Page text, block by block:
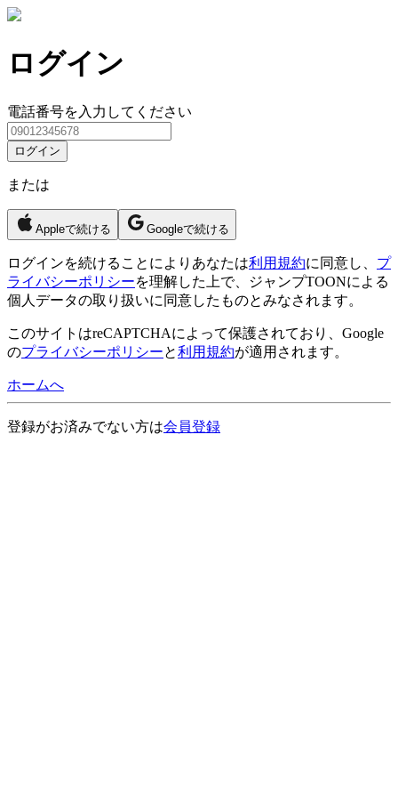
ログイン
電話番号を入力してください
ログイン
または
Appleで続ける Googleで続ける
ログインを続けることによりあなたは利用規約に同意し、 プ
ライバシーポリシーを理解した上で、ジャンプTOONによる
個人データの取り扱いに同意したものとみなされます。
このサイトはreCAPTCHAによって保護されており、Google
のプライバシーポリシーと利用規約が適用されます。
ホームへ
登録がお済みでない方は会員登録